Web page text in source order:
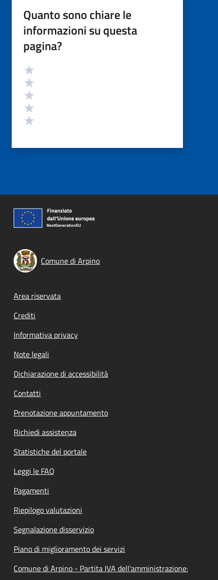
Quanto sono chiare le
informazioni su questa
pagina?
Valutazione
Comune di Arpino
Footer menu
Area riservata
Crediti
Informativa privacy
Note legali
Dichiarazione di accessibilità
Contatti
Prenotazione appuntamento
Richiedi assistenza
Statistiche del portale
Leggi le FAQ
Pagamenti
Riepilogo valutazioni
Segnalazione disservizio
Piano di miglioramento dei servizi
Comune di Arpino - Partita IVA dell'amministrazione: